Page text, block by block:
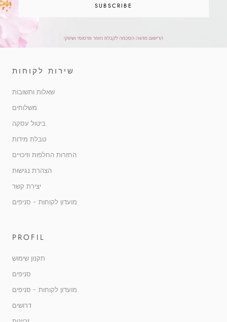
SUBSCRIBE
שירות לקוחות
שאלות ותשובות
משלוחים
ביטול עסקה
טבלת מידות
החזרות החלפות וזיכויים
הצהרת נגישות
יצירת קשר
מועדון לקוחות - סניפים
PROFIL
תקנון שימוש
סניפים
מועדון לקוחות - סניפים
דרושים